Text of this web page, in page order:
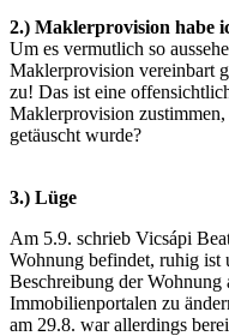
2.) Maklerprovision habe
Um es vermutlich so
Maklerprovision vereinbart
zu! Das ist eine
Maklerprovision
getäuscht wurde?
3.) Lüge
Am 5.9. schrieb Vicsápi
Wohnung befindet, ruhig ist
Beschreibung der Wohnung
Immobilienportalen zu
am 29.8. war allerdings